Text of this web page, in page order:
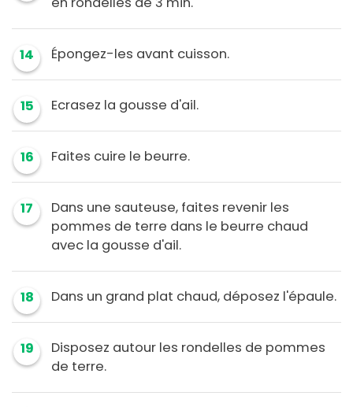
14 Épongez-les avant cuisson.
15 Ecrasez la gousse d'ail.
16 Faites cuire le beurre.
17
Dans une sauteuse, faites revenir les
pommes de terre dans le beurre chaud
avec la gousse d'ail.
18 Dans un grand plat chaud, déposez l'épaule.
19
Disposez autour les rondelles de pommes
de terre.